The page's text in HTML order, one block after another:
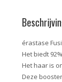
érastase
Het biedt
Het haar is
Deze